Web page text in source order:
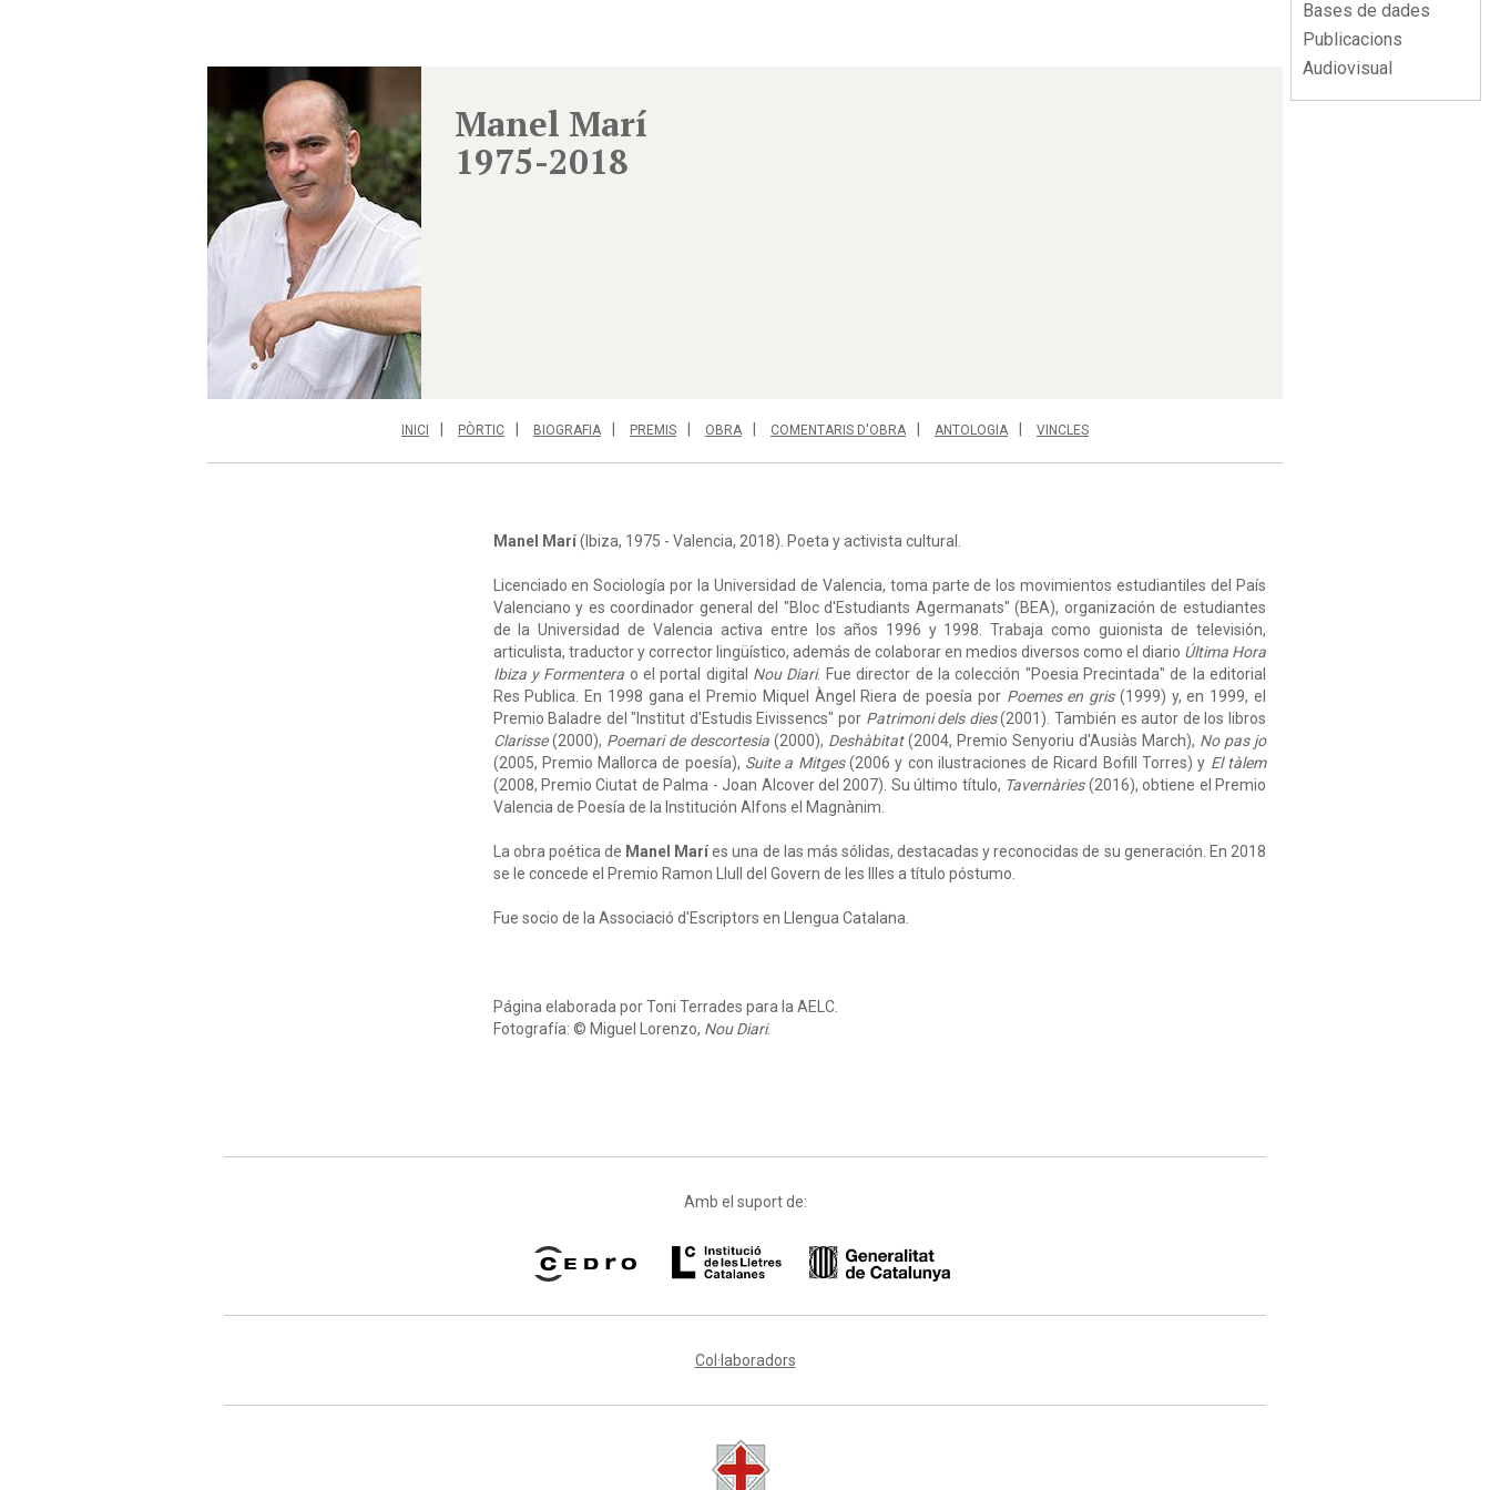
Bases de dades
Publicacions
Audiovisual
Manel Marí
1975-2018
INICI PÒRTIC BIOGRAFIA PREMIS OBRA COMENTARIS D'OBRA ANTOLOGIA VINCLES
Manel Marí(Ibiza, 1975 - Valencia, 2018). Poeta y activista cultural.
Licenciado en Sociología por la Universidad de Valencia, toma parte de los movimientos estudiantiles del País
Valenciano y es coordinador general del "Bloc d'Estudiants Agermanats" (BEA), organización de estudiantes
de la Universidad de Valencia activa entre los años 1996 y 1998. Trabaja como guionista de televisión,
articulista, traductor y corrector lingüístico, además de colaborar en medios diversos como el diario Última Hora
Ibiza y Formentera o el portal digital Nou Diari. Fue director de la colección "Poesia Precintada" de la editorial
Res Publica. En 1998 gana el Premio Miquel Àngel Riera de poesía por Poemes en gris(1999) y, en 1999, el
Premio Baladre del "Institut d'Estudis Eivissencs" por Patrimoni dels dies(2001). También es autor de los libros
Clarisse(2000), Poemari de descortesia(2000), Deshàbitat(2004, Premio Senyoriu d'Ausiàs March), No pas jo
(2005, Premio Mallorca de poesía), Suite a Mitges(2006 y con ilustraciones de Ricard Bofill Torres) y El tàlem
(2008, Premio Ciutat de Palma - Joan Alcover del 2007). Su último título, Tavernàries(2016), obtiene el Premio
Valencia de Poesía de la Institución Alfons el Magnànim.
La obra poética de Manel Maríes una de las más sólidas, destacadas y reconocidas de su generación. En 2018
se le concede el Premio Ramon Llull del Govern de les Illes a título póstumo.
Fue socio de la Associació d'Escriptors en Llengua Catalana.
Página elaborada por Toni Terrades para la AELC.
Fotografía: © Miguel Lorenzo, Nou Diari.
Amb el suport de:
Col·laboradors